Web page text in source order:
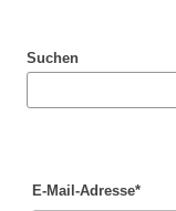
Suchen
E-Mail-Adresse*